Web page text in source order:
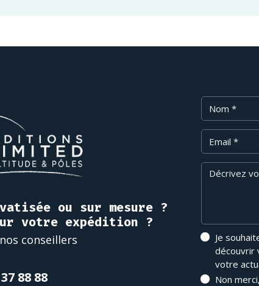
ou sur mesure ?
votre expédition ?
conseillers
88 88
Message
Je
découvrir
votre
Non